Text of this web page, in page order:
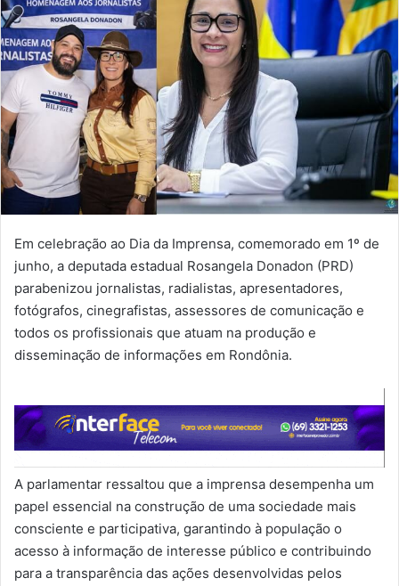
Em celebração ao Dia da Imprensa, comemorado em 1º de
junho, a deputada estadual Rosangela Donadon (PRD)
parabenizou jornalistas, radialistas, apresentadores,
fotógrafos, cinegrafistas, assessores de comunicação e
todos os profissionais que atuam na produção e
disseminação de informações em Rondônia.
A parlamentar ressaltou que a imprensa desempenha um
papel essencial na construção de uma sociedade mais
consciente e participativa, garantindo à população o
acesso à informação de interesse público e contribuindo
para a transparência das ações desenvolvidas pelos